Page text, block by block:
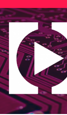
Saltar
al
contenido